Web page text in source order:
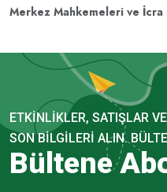
Merkez Mahkemeleri ve
ETKINLIKLER, SATIŞLAR
SON BILGILERI ALIN.
Bültene